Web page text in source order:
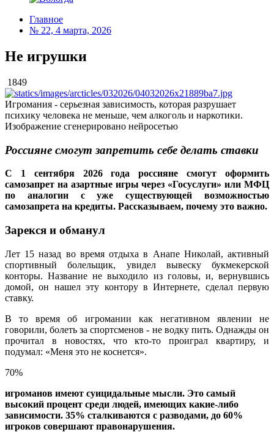
Главное
№ 22, 4 марта, 2026
Не игрушки
1849
Игромания - серьезная зависимость, которая разрушает
психику человека не меньше, чем алкоголь и наркотики.
Изображение сгенерировано нейросетью
Россияне смогут запретить себе делать ставки
С 1 сентября 2026 года россияне смогут оформить
самозапрет на азартные игры через «Госуслуги» или МФЦ
по аналогии с уже существующей возможностью
самозапрета на кредиты. Рассказываем, почему это важно.
Зарекся и обманул
Лет 15 назад во время отдыха в Анапе Николай, активный
спортивный болельщик, увидел вывеску букмекерской
конторы. Название не выходило из головы, и, вернувшись
домой, он нашел эту контору в Интернете, сделал первую
ставку.
В то время об игромании как негативном явлении не
говорили, болеть за спортсменов - не водку пить. Однажды он
прочитал в новостях, что кто-то проиграл квартиру, и
подумал: «Меня это не коснется».
70%
игроманов имеют суицидальные мысли. Это самый
высокий процент среди людей, имеющих какие-либо
зависимости. 35% сталкиваются с разводами, до 60%
игроков совершают правонарушения.